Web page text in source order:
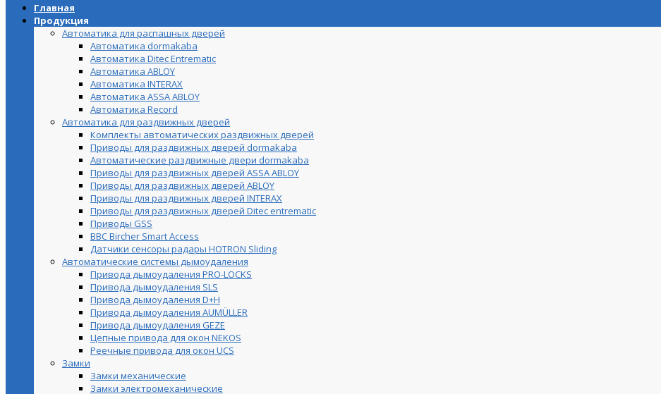
Главная
Продукция
Автоматика для распашных дверей
Автоматика dormakaba
Автоматика Ditec Entrematic
Автоматика ABLOY
Автоматика INTERAX
Автоматика ASSA ABLOY
Автоматика Record
Автоматика для раздвижных дверей
Комплекты автоматических раздвижных дверей
Приводы для раздвижных дверей dormakaba
Автоматические раздвижные двери dormakaba
Приводы для раздвижных дверей ASSA ABLOY
Приводы для раздвижных дверей ABLOY
Приводы для раздвижных дверей INTERAX
Приводы для раздвижных дверей Ditec entrematic
Приводы GSS
BBC Bircher Smart Access
Датчики сенсоры радары HOTRON Sliding
Автоматические системы дымоудаления
Привода дымоудаления PRO-LOCKS
Привода дымоудаления SLS
Привода дымоудаления D+H
Привода дымоудаления AUMÜLLER
Привода дымоудаления GEZE
Цепные привода для окон NEKOS
Реечные привода для окон UСS
Замки
Замки механические
Замки электромеханические